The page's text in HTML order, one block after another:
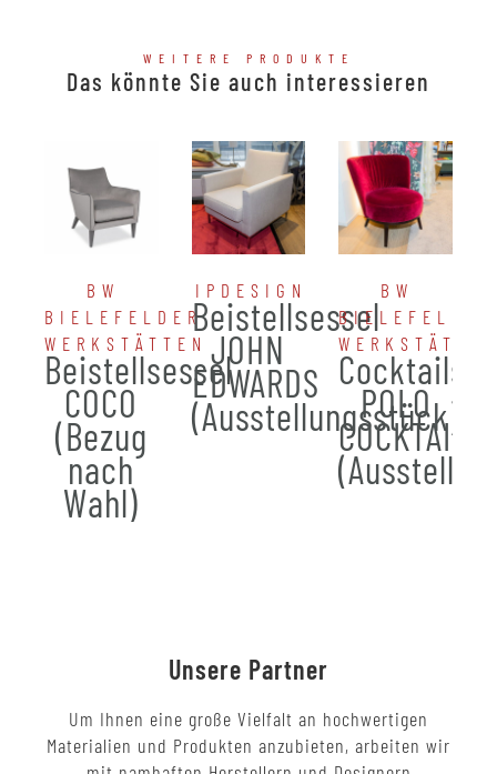
WEITERE PRODUKTE
Das könnte Sie auch interessieren
BW
BIELEFELDER
WERKSTÄTTEN
Beistellsessel
COCO
(Bezug
nach
Wahl)
IPDESIGN
Beistellsessel
JOHN
EDWARDS
(Ausstellungsstück)
BW
BIELEFELDER
POLO
COCKTAIL
Unsere Partner
Um Ihnen eine große Vielfalt an hochwertigen
Materialien und Produkten anzubieten, arbeiten wir